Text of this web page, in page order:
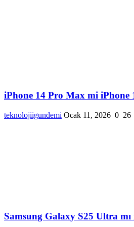
iPhone 14 Pro Max mi iPhone
teknolojiigundemi Ocak 11, 2026 0 26
Samsung Galaxy S25 Ultra